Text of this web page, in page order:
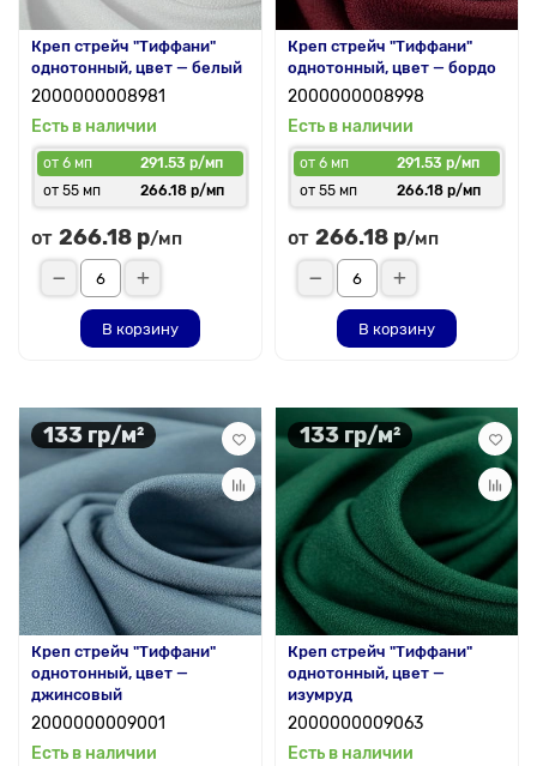
Креп стрейч "Тиффани"
однотонный, цвет — белый
2000000008981
Есть в наличии
от 6 мп
291.53 р/мп
от 55 мп
266.18 р/мп
от 266.18 р/мп
В корзину
Креп стрейч "Тиффани"
однотонный, цвет — бордо
2000000008998
Есть в наличии
от 6 мп
291.53 р/мп
от 55 мп
266.18 р/мп
от 266.18 р/мп
В корзину
133 гр/м²
Креп стрейч "Тиффани"
однотонный, цвет —
джинсовый
2000000009001
Есть в наличии
133 гр/м²
Креп стрейч "Тиффани"
однотонный, цвет —
изумруд
2000000009063
Есть в наличии